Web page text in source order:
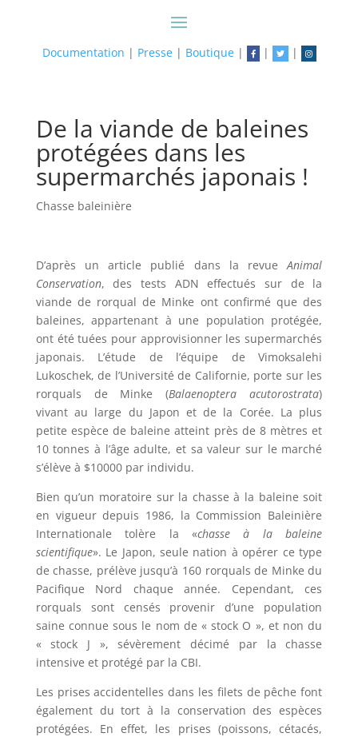
Documentation | Presse| Boutique| | |
De la viande de baleines
protégées dans les
supermarchés japonais !
Chasse baleinière
D’après un article publié dans la revueAnimal
Conservation, des tests ADN effectués sur de la
viande de rorqual de Minke ont confirmé que des
baleines, appartenant à une population protégée,
ont été tuées pour approvisionner les supermarchés
japonais. L’étude de l’équipe de Vimoksalehi
Lukoschek, de l’Université de Californie, porte sur les
rorquals de Minke (Balaenoptera acutorostrata)
vivant au large du Japon et de la Corée. La plus
petite espèce de baleine atteint près de 8 mètres et
10 tonnes à l’âge adulte, et sa valeur sur le marché
s’élève à $10000 par individu.
Bien qu’un moratoire sur la chasse à la baleine soit
en vigueur depuis 1986, la Commission Baleinière
Internationale tolère la «chasse à la baleine
scientifique». Le Japon, seule nation à opérer ce type
de chasse, prélève jusqu’à 160 rorquals de Minke du
Pacifique Nord chaque année. Cependant, ces
rorquals sont censés provenir d’une population
saine connue sous le nom de « stock O », et non du
« stock J », sévèrement décimé par la chasse
intensive et protégé par la CBI.
Les prises accidentelles dans les filets de pêche font
également du tort à la conservation des espèces
protégées. En effet, les prises (poissons, cétacés,